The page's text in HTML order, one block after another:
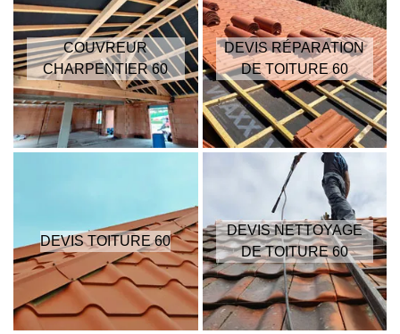
COUVREUR
CHARPENTIER 60
DEVIS RÉPARATION
DE TOITURE 60
DEVIS TOITURE 60
DEVIS NETTOYAGE
DE TOITURE 60